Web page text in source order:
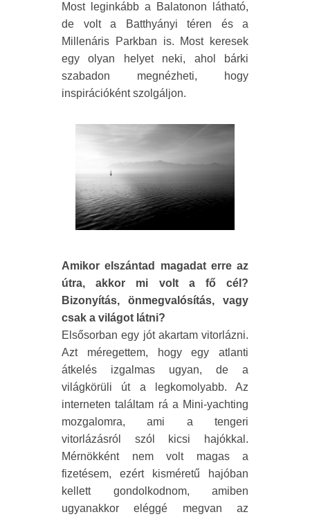
Most leginkább a Balatonon látható,
de volt a Batthyányi téren és a
Millenáris Parkban is. Most keresek
egy olyan helyet neki, ahol bárki
szabadon megnézheti, hogy
inspirációként szolgáljon.
Amikor elszántad magadat erre az
útra, akkor mi volt a fő cél?
Bizonyítás, önmegvalósítás, vagy
csak a világot látni?
Elsősorban egy jót akartam vitorlázni.
Azt méregettem, hogy egy atlanti
átkelés izgalmas ugyan, de a
világkörüli út a legkomolyabb. Az
interneten találtam rá a Mini-yachting
mozgalomra, ami a tengeri
vitorlázásról szól kicsi hajókkal.
Mérnökként nem volt magas a
fizetésem, ezért kisméretű hajóban
kellett gondolkodnom, amiben
ugyanakkor eléggé megvan az